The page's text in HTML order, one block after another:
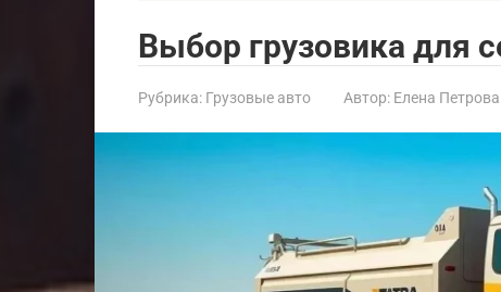
Выбор грузовика для
Рубрика: Грузовые авто Автор: Елена Петрова